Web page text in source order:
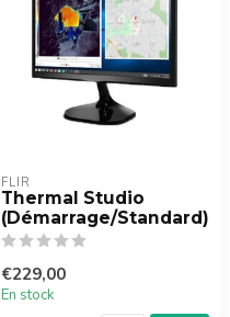
FLIR
Thermal Studio
(Démarrage/Standard)
€229,00
En stock